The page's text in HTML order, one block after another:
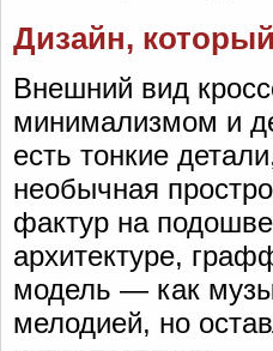
Дизайн,
Внешний вид
минимализмом и
есть тонкие
необычная
фактур на
архитектуре,
модель — как
мелодией, но